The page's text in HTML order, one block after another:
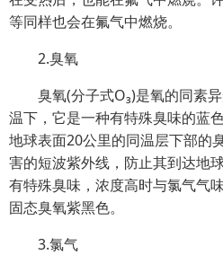
等同样也会在氟气中燃烧。
2.臭氧
臭氧(分子式O₃)是氧的同素异
温下，它是一种有特殊臭味的蓝
地球表面20公里的同温层下部的
害的短波紫外线，防止其到达地
有特殊臭味，浓度高时与氯气气
固态臭氧紫黑色。
3.氯气